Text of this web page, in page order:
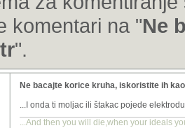
komentari na "Ne
".
Ne bacajte korice kruha, iskoristite ih
...I onda ti moljac ili štakac pojede
...And then you will die,when your ideals